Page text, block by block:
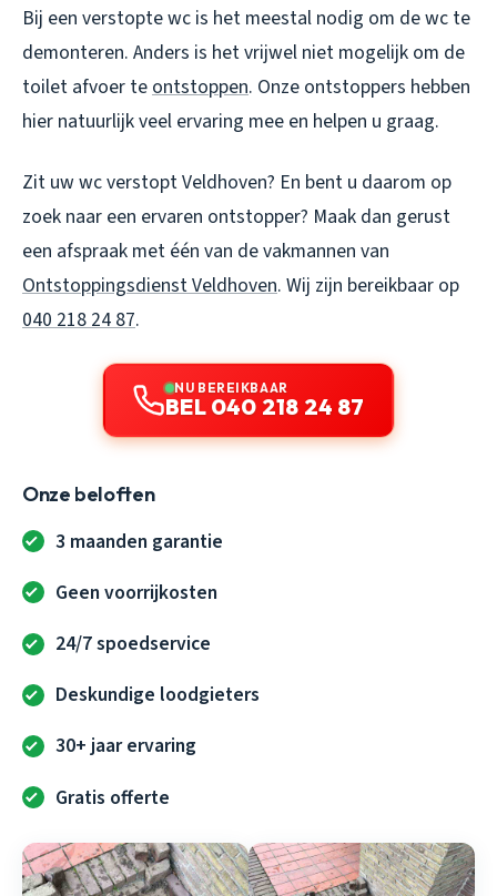
Bij een verstopte wc is het meestal nodig om de wc te
demonteren. Anders is het vrijwel niet mogelijk om de
toilet afvoer te ontstoppen. Onze ontstoppers hebben
hier natuurlijk veel ervaring mee en helpen u graag.
Zit uwwc verstopt Veldhoven? En bent u daarom op
zoek naar een ervaren ontstopper? Maak dan gerust
een afspraak met één van de vakmannen van
Ontstoppingsdienst Veldhoven. Wij zijn bereikbaar op
040 218 24 87.
NU BEREIKBAAR
BEL 040 218 24 87
Onze beloften
3 maanden garantie
Geen voorrijkosten
24/7 spoedservice
Deskundige loodgieters
30+ jaar ervaring
Gratis offerte